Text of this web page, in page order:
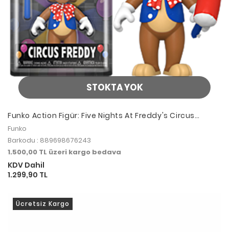
STOKTA YOK
Funko Action Figür: Five Nights At Freddy's Circus
Freddy
Funko
Barkodu : 889698676243
1.500,00 TL üzeri kargo bedava
KDV Dahil
1.299,90 TL
Ücretsiz Kargo